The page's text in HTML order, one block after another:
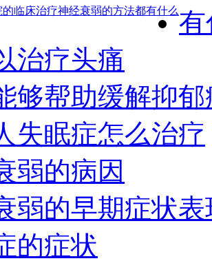
的临床治疗神经衰弱的方法都有什么有
治疗头痛
够帮助缓解抑郁
失眠症怎么治疗
弱的病因
弱的早期症状表
的症状